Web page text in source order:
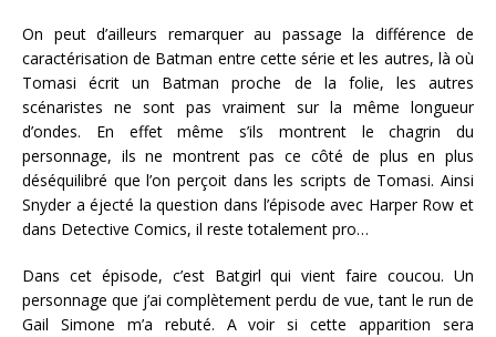
On peut d’ailleurs remarquer au passage la différence de
caractérisation de Batman entre cette série et les autres, là où
Tomasi écrit un Batman proche de la folie, les autres
scénaristes ne sont pas vraiment sur la même longueur
d’ondes. En effet même s’ils montrent le chagrin du
personnage, ils ne montrent pas ce côté de plus en plus
déséquilibré que l’on perçoit dans les scripts de Tomasi. Ainsi
Snyder a éjecté la question dans l’épisode avec Harper Row et
dans Detective Comics, il reste totalement pro…
Dans cet épisode, c’est Batgirl qui vient faire coucou. Un
personnage que j’ai complètement perdu de vue, tant le run de
Gail Simone m’a rebuté. A voir si cette apparition sera